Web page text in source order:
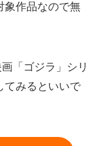
象作品なので無
「ゴジラ」シリ
てみるといいで